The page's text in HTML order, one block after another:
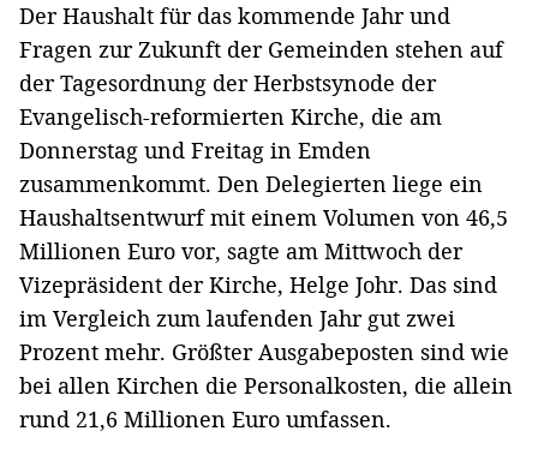
Der Haushalt für das kommende Jahr und
Fragen zur Zukunft der Gemeinden stehen auf
der Tagesordnung der Herbstsynode der
Evangelisch-reformierten Kirche, die am
Donnerstag und Freitag in Emden
zusammenkommt. Den Delegierten liege ein
Haushaltsentwurf mit einem Volumen von 46,5
Millionen Euro vor, sagte am Mittwoch der
Vizepräsident der Kirche, Helge Johr. Das sind
im Vergleich zum laufenden Jahr gut zwei
Prozent mehr. Größter Ausgabeposten sind wie
bei allen Kirchen die Personalkosten, die allein
rund 21,6 Millionen Euro umfassen.